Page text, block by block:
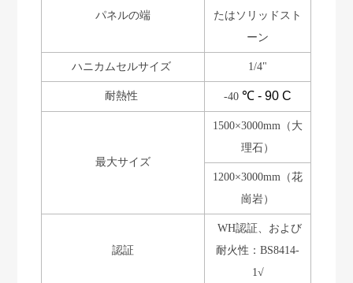
パネルの端
たはソリッドスト
ーン
ハニカムセルサイズ 1/4"
耐熱性 -40 ℃ - 90 C
最大サイズ
1500×3000mm（大
理石）
1200×3000mm（花
崗岩）
認証
WH認証、および
耐火性：BS8414-
1√